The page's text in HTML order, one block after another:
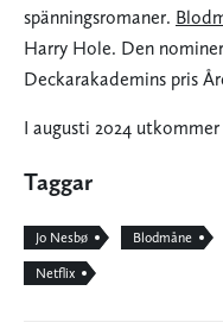
spänningsromaner.
Harry Hole. Den
Deckarakademins pris
I augusti 2024
Taggar
Jo Nesbø Blodmåne
Netflix